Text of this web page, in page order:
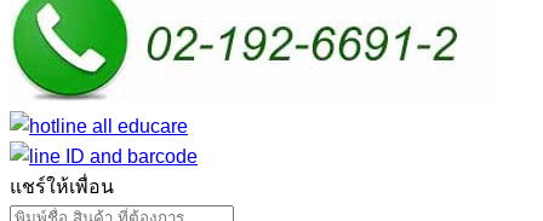
แชร์ให้เพื่อน